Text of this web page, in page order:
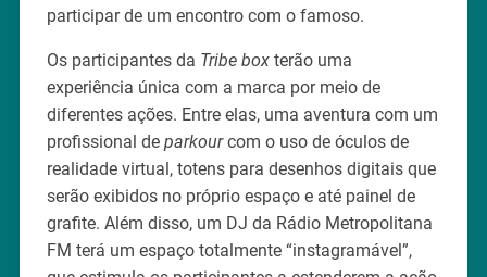
participar de um encontro com o famoso.
Os participantes da Tribe boxterão uma
experiência única com a marca por meio de
diferentes ações. Entre elas, uma aventura com um
profissional de parkourcom o uso de óculos de
realidade virtual, totens para desenhos digitais que
serão exibidos no próprio espaço e até painel de
grafite. Além disso, um DJ da Rádio Metropolitana
FM terá um espaço totalmente “instagramável”,